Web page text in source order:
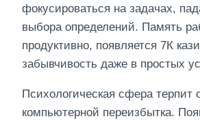
фокусироваться на задачах,
выбора определений. Память
продуктивно, появляется 7К
забывчивость даже в простых
Психологическая сфера терпит
компьютерной переизбытка.